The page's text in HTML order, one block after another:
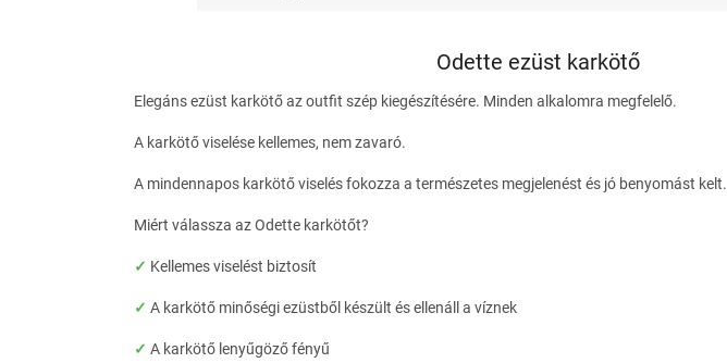
Odette ezüst karkötő
Elegáns ezüst karkötő az outfit szép kiegészítésére. Minden alkalomra megfelelő.
A karkötő viselése kellemes, nem zavaró.
A mindennapos karkötő viselés fokozza a természetes megjelenést és jó benyomást kelt.
Miért válassza az Odette karkötőt?
✓ Kellemes viselést biztosít
✓ A karkötő minőségi ezüstből készült és ellenáll a víznek
✓ A karkötő lenyűgöző fényű